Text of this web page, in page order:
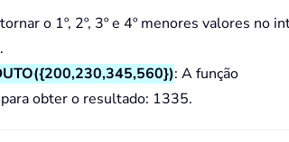
o 1º, 2º, 3º e 4º menores valores no
: A função
obter o resultado: 1335.